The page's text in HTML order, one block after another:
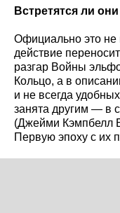
Встретятся ли
Официально это не
действие
разгар Войны
Кольцо, а в
и не всегда
занята другим — в
(Джейми Кэмпбелл
Первую эпоху с их